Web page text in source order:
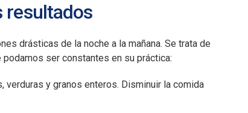
resultados
drásticas de la noche a la mañana. Se trata de
ser constantes en su práctica:​
verduras y granos enteros.​ Disminuir la comida